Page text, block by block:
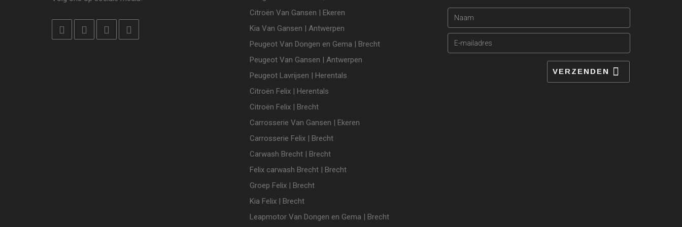
Citroën Van Gansen | Ekeren
Kia Van Gansen | Antwerpen
Peugeot Van Dongen en Gema | Brecht
Peugeot Van Gansen | Antwerpen
Peugeot Lavrijsen | Herentals
Citroën Felix | Herentals
Citroën Felix | Brecht
Carrosserie Van Gansen | Ekeren
Carrosserie Felix | Brecht
Carwash Brecht | Brecht
Felix carwash Brecht | Brecht
Groep Felix | Brecht
Kia Felix | Brecht
Leapmotor Van Dongen en Gema | Brecht
VERZENDEN